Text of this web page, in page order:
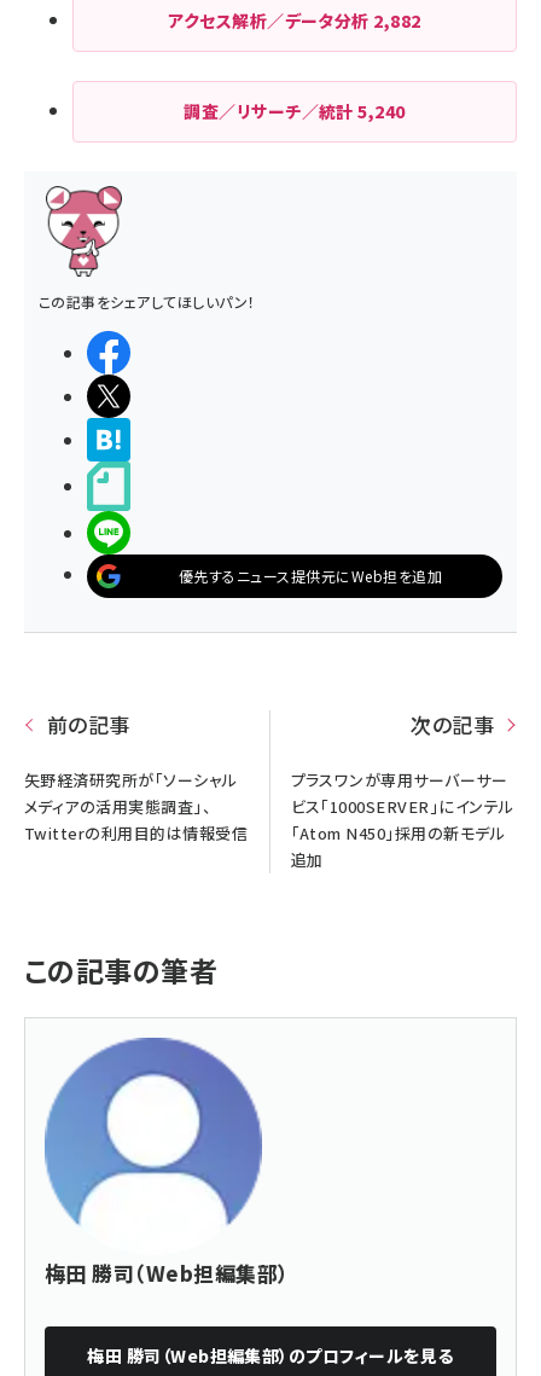
アクセス解析／データ分析 2,882
調査／リサーチ／統計5,240
この記事をシェアしてほしいパン！
優先するニュース提供元にWeb担を追加
前の記事
矢野経済研究所が「ソーシャル
メディアの活用実態調査」、
Twitterの利用目的は情報受信
次の記事
プラスワンが専用サーバーサー
ビス「1000SERVER」にインテル
「Atom N450」採用の新モデル
追加
この記事の筆者
梅田 勝司（Web担編集部）
梅田 勝司（Web担編集部） のプロフィールを見る